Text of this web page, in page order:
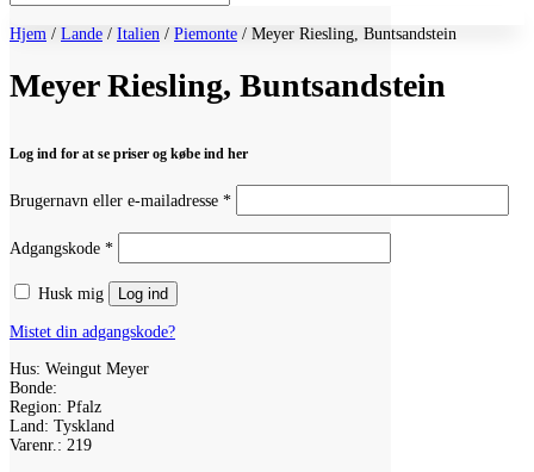
Hjem / Lande / Italien / Piemonte / Meyer Riesling, Buntsandstein
Meyer Riesling, Buntsandstein
Log ind for at se priser og købe ind her
Brugernavn eller e-mailadresse *Påkrævet
Adgangskode *Påkrævet
Husk mig Log ind
Mistet din adgangskode?
Hus: Weingut Meyer
Bonde:
Region: Pfalz
Land: Tyskland
Varenr.: 219